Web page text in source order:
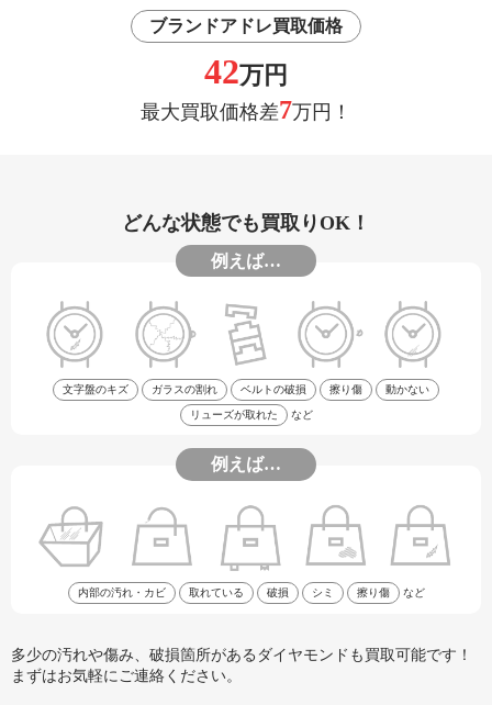
ブランドアドレ買取価格
42万円
最大買取価格差7万円！
どんな状態でも買取りOK！
例えば…
文字盤のキズ ガラスの割れ ベルトの破損 擦り傷 動かない
リューズが取れた など
例えば…
内部の汚れ・カビ 取れている 破損 シミ 擦り傷 など
多少の汚れや傷み、破損箇所があるダイヤモンドも買取可能です！
まずはお気軽にご連絡ください。